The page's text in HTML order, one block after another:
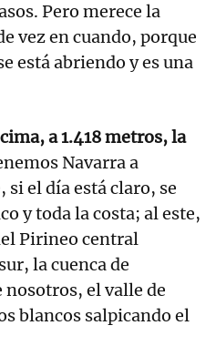
Pero merece la
vez en cuando, porque
está abriendo y es una
a 1.418 metros, la
Navarra a
el día está claro, se
y toda la costa; al este,
Pirineo central
la cuenca de
nosotros, el valle de
blancos salpicando el